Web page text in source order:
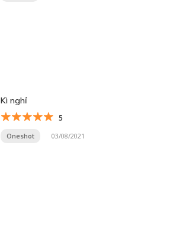
Kì nghỉ
5
Oneshot 03/08/2021